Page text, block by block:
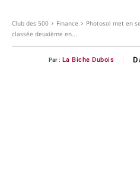
Club des 500 Finance
Photosol met en
classée deuxième en...
Par : La Biche Dubois